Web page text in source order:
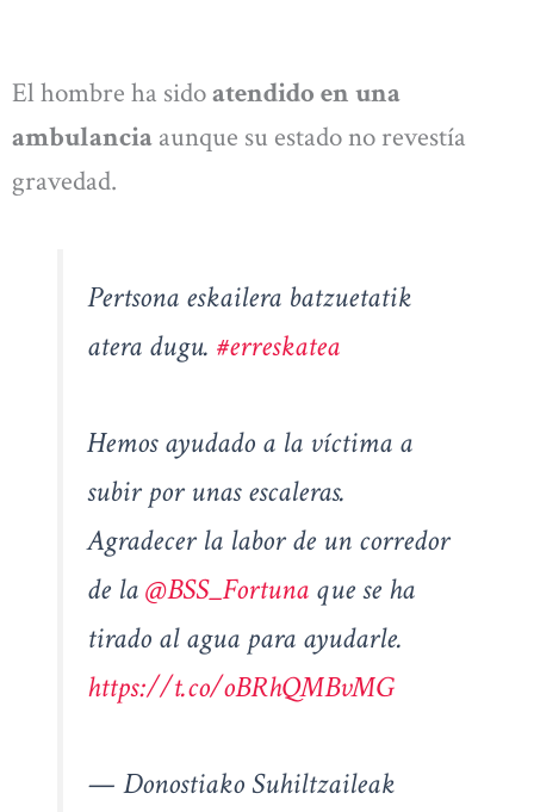
El hombre ha sidoatendido en una
ambulancia aunque su estado no revestía
gravedad.
Pertsona eskailera batzuetatik
atera dugu. #erreskatea
Hemos ayudado a la víctima a
subir por unas escaleras.
Agradecer la labor de un corredor
de la@BSS_Fortunaque se ha
tirado al agua para ayudarle.
https://t.co/oBRhQMBvMG
— Donostiako Suhiltzaileak